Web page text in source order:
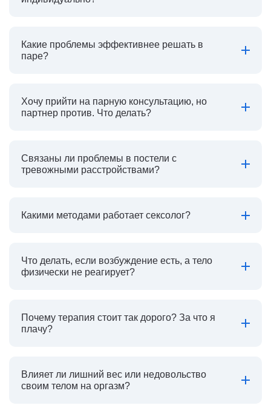
Какие проблемы эффективнее решать в
паре?
Хочу прийти на парную консультацию, но
партнер против. Что делать?
Связаны ли проблемы в постели с
тревожными расстройствами?
Какими методами работает сексолог?
Что делать, если возбуждение есть, а тело
физически не реагирует?
Почему терапия стоит так дорого? За что я
плачу?
Влияет ли лишний вес или недовольство
своим телом на оргазм?